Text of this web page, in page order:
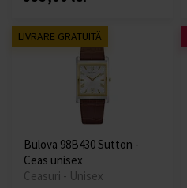
LIVRARE GRATUITĂ
Bulova 98B430 Sutton -
Ceas unisex
Ceasuri - Unisex